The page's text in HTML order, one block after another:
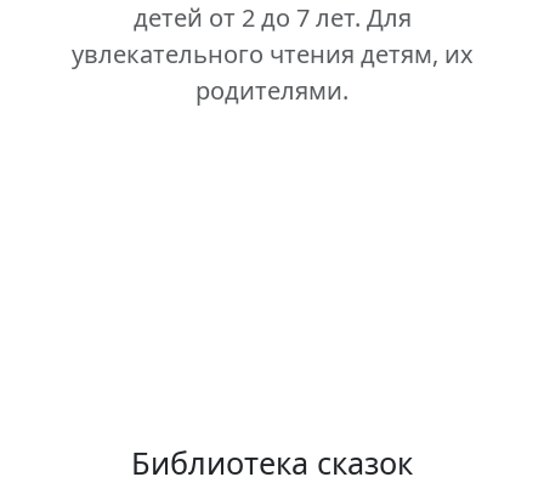
детей от 2 до 7 лет. Для
увлекательного чтения детям, их
родителями.
Библиотека сказок